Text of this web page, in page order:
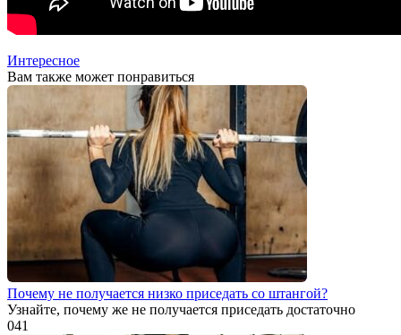
Интересное
Вам также может понравиться
Почему не получается низко приседать со штангой?
Узнайте, почему же не получается приседать достаточно
041